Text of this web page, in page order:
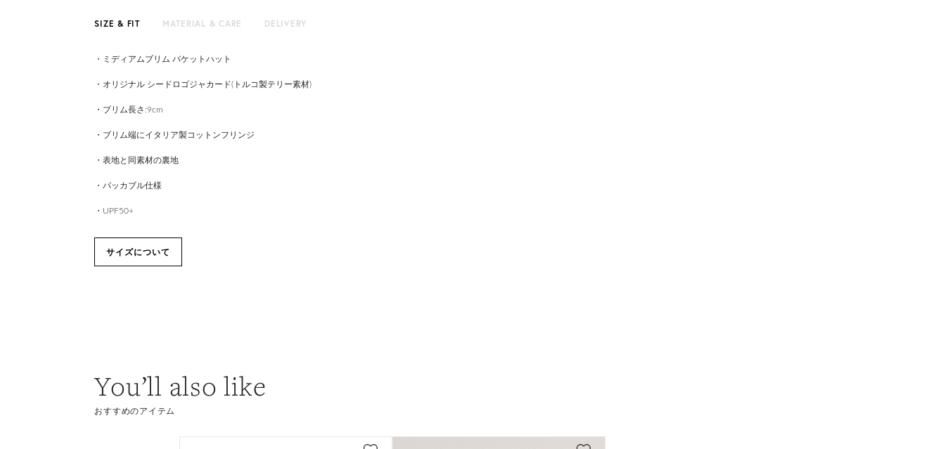
SIZE & FIT MATERIAL & CARE DELIVERY
・ミディアムブリム バケットハット
・オリジナル シードロゴジャカード(トルコ製テリー素材)
・ブリム長さ:9cm
・ブリム端にイタリア製コットンフリンジ
・表地と同素材の裏地
・パッカブル仕様
・UPF50+
サイズについて
You’ll also like
おすすめのアイテム